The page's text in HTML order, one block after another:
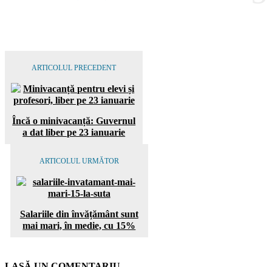
ARTICOLUL PRECEDENT
Încă o minivacanță: Guvernul
a dat liber pe 23 ianuarie
ARTICOLUL URMĂTOR
Salariile din învățământ sunt
mai mari, în medie, cu 15%